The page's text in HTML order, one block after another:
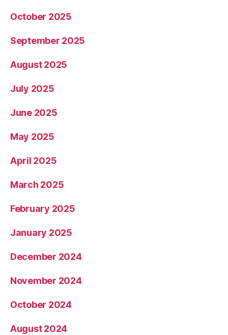
October 2025
September 2025
August 2025
July 2025
June 2025
May 2025
April 2025
March 2025
February 2025
January 2025
December 2024
November 2024
October 2024
August 2024